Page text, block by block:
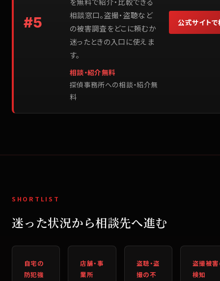
#5
相談窓口。盗撮・盗聴など
の被害調査をどこに頼むか
迷ったときの入口に使えま
す。
相談・紹介無料
探偵事務所への相談・紹介無
料
公式サイト
SHORTLIST
迷った状況から相談先へ進む
自宅の
防犯強
店舗・事
業所
盗聴・盗
撮の不
盗撮被
検知